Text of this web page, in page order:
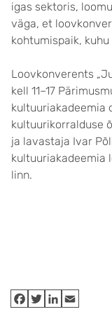
igas sektoris,
väga, et
kohtumispaik,
Loovkonverents
kell 11–17
kultuuriakadeemia
kultuurikorralduse
ja lavastaja Ivar
kultuuriakadeemia
linn.